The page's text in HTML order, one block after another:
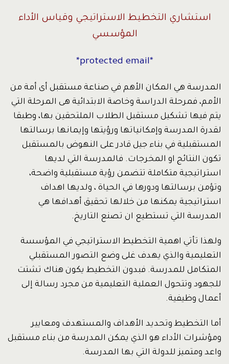
استشاري التخطيط الاستراتيجي وقياس الأداء
المؤسسي
*protected email*
المدرسة هي المكان الأهم في صناعة مستقبل أى أمة من
الأمم، فمرحلة الدراسة وخاصة الابتدائية هى المرحلة التي
يتم فيها تشكيل مستقبل الطلاب الملتحقين بها، وطبقا
لقدرة المدرسة وإمكانياتها ورؤيتها وإيمانها برسالتها
المستقبلية في بناء جيل قادر على النهوض بالمستقبل
تكون النتائج او المخرجات. فالمدرسة التي لديها
استراتيجية متكاملة تتضمن رؤية مستقبلية واضحة،
وتؤمن برسالتها ودورها في الحياة ، ولديها اهداف
استراتيجية يمكنها من خلالها تحقيق أهدافها هي
المدرسة التي تستطيع ان تصنع التاريخ.
ولهذا تأتي اهمية التخطيط الاستراتيجي في المؤسسة
التعليمية والذي يهدف غلى وضع التصور المستقبلي
المتكامل للمدرسة. فبدون التخطيط يكون هناك تشتت
للجهود وتتحول العملية التعليمية من مجرد رسالة إلى
أعمال وظيفية.
أما التخطيط وتحديد الأهداف والمستهدف ومعايير
ومؤشرات الأداء هو الذي يمكن المدرسة من بناء مستقبل
واعد ومتميز للدولة التي بها المدرسة.